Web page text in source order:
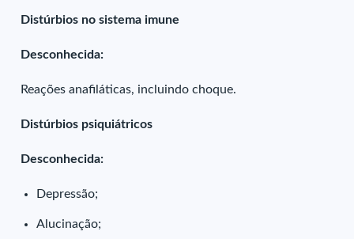
Distúrbios no sistema imune
Desconhecida:
Reações anafiláticas, incluindo choque.
Distúrbios psiquiátricos
Desconhecida:
Depressão;
Alucinação;